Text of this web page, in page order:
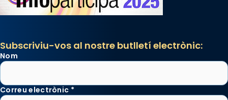
Subscriviu-vos al nostre butlletí electrònic:
Nom
Correu electrònic *